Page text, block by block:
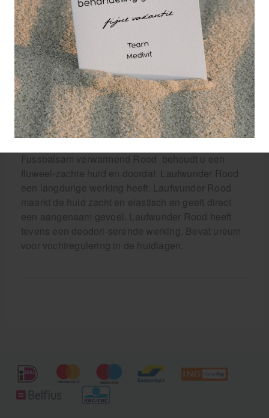
Fussbalsam
verwarmend Rood
1000 ML is een
cosmetisch product
dat met kruidenoliën
is vervaardigd. Door
het gebruik van
arnica-extracten (1%) heeft Laufwunder Rood zich
in het bijzonder bij koude voeten uitstekend
Fussbalsam verwarmend Rood behoudt u een
fluweel-zachte huid en doordat Laufwunder Rood
een langdurige werking heeft. Laufwunder Rood
maarkt de huid zacht en elastisch en geeft direct
een aangenaam gevoel. Laufwunder Rood heeft
tevens een deodori-serende werking. Bevat ureum
voor vochtregulering in de huidlagen.